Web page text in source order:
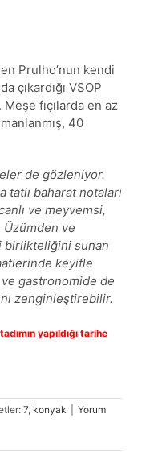
Prulho’nun kendi
çıkardığı VSOP
fıçılarda en az
40
de gözleniyor.
tatlı baharat notaları
ve meyvemsi,
ve
birlikteliğini sunan
keyifle
ve gastronomide de
zenginleştirebilir.
yapıldığı tarihe
7, konyak
Yorum